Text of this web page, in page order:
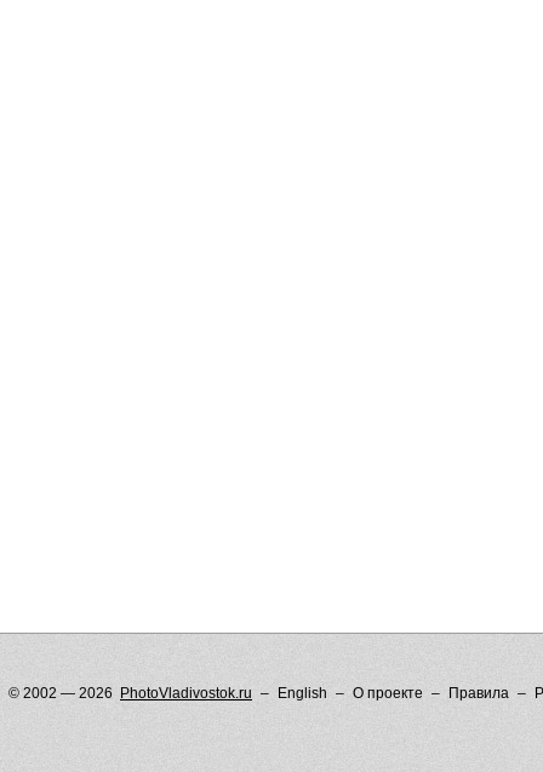
© 2002 — 2026 PhotoVladivostok.ru English О проекте Правила